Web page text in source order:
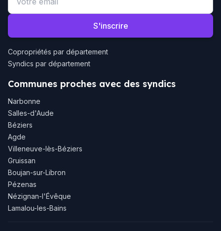
S'inscrire
Copropriétés par département
Syndics par département
Communes proches avec des syndics
Narbonne
Salles-d'Aude
Béziers
Agde
Villeneuve-lès-Béziers
Gruissan
Boujan-sur-Libron
Pézenas
Nézignan-l'Évêque
Lamalou-les-Bains